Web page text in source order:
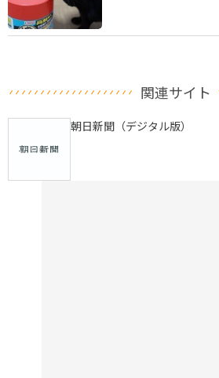
関連サイト
朝日新聞（デジタル版）